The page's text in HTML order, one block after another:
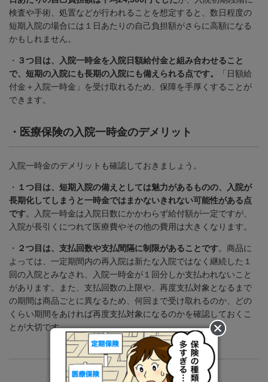
検査や手術、処置などが行われることを想定すると、数日程度の
短期入院の場合には１日あたりの自己負担額がさらに高額になる
かもしれません。
・ ３つ目は、入院一時金を入院日額給付金と組み合わせること
で、短期の入院にも長期の入院にも備えられる点です。
「日額給
付金＋入院一時金」を受け取れるため、保障を手厚くすることが
できます。
・ 医療保険の入院一時金のデメリット
入院一時金のデメリットも確認しておきましょう。
・
１つ目は、短期入院の備えとしては魅力があるものの、入院が
長期化してしまうと一時金ではまかないきれない可能性がある点
です。入院一時金は入院日数にかかわらず給付額が一定ですが、
入院が長引くにつれて医療費やその他の費用は大きくなります。
・ ２つ目は、支払回数や支払間隔に制限があることです。商品に
よっては、一定期間内の再入院は新たな入院ではなく継続した１
回の入院とみなされ、入院一時金が１回分しか支払われないこと
があります。また、支払回数の上限や、再度支払対象となるまで
の期間は商品ごとに異なるため、何回まで受け取れるのか、どの
くらい期間をあければ再度支払対象になるのかを確認しておくこ
とが大切です。